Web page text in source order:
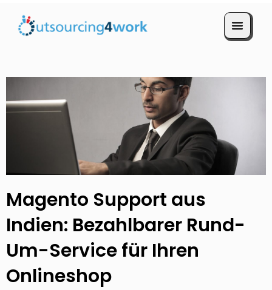
Magento Support aus
Indien: Bezahlbarer Rund-
Um-Service für Ihren
Onlineshop